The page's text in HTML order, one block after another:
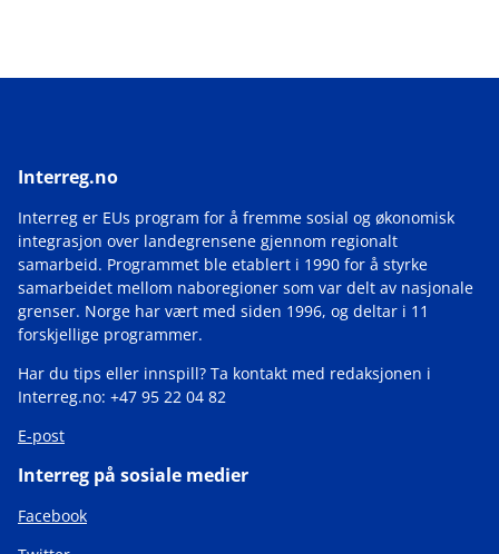
Interreg.no
Interreg er EUs program for å fremme sosial og økonomisk
integrasjon over landegrensene gjennom regionalt
samarbeid. Programmet ble etablert i 1990 for å styrke
samarbeidet mellom naboregioner som var delt av nasjonale
grenser. Norge har vært med siden 1996, og deltar i 11
forskjellige programmer.
Har du tips eller innspill? Ta kontakt med redaksjonen i
Interreg.no: +47 95 22 04 82
E-post
Interreg på sosiale medier
Facebook